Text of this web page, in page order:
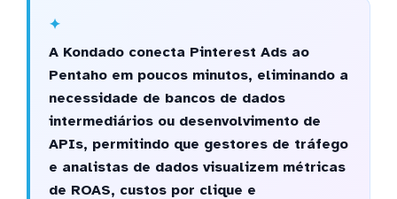
A Kondado conecta Pinterest Ads ao
Pentaho em poucos minutos, eliminando a
necessidade de bancos de dados
intermediários ou desenvolvimento de
APIs, permitindo que gestores de tráfego
e analistas de dados visualizem métricas
de ROAS, custos por clique e